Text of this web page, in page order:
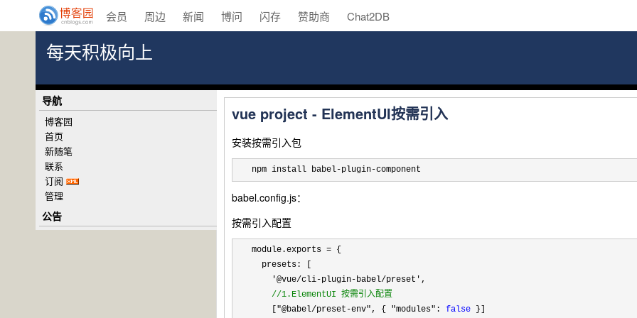
会员 周边 新闻 博问 闪存 赞助商 Chat2DB
每天积极向上
vue project - ElementUI按需引入
安装按需引入包
npm install babel-plugin-component
babel.config.js：
按需引入配置
module.exports = {
  presets: [
'@vue/cli-plugin-babel/preset' ,
//1.ElementUI 按需引入配置
    ["@babel/preset-env", { "modules":
false }]
导航
博客园
首页
新随笔
联系
订阅
管理
公告